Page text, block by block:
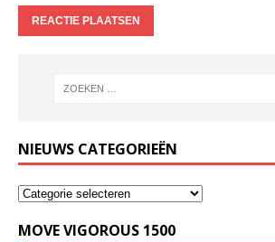
NIEUWS CATEGORIEËN
MOVE VIGOROUS 1500